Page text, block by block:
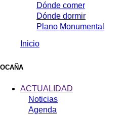
Dónde comer
Dónde dormir
Plano Monumental
enlaces
de
ayuda
Inicio
OCAÑA
ACTUALIDAD
Noticias
Agenda